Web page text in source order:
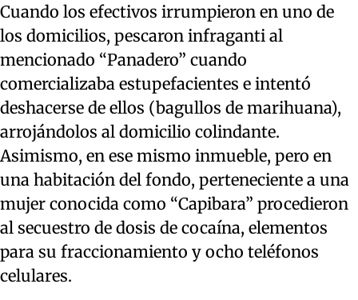
Cuando los efectivos irrumpieron en uno de
los domicilios, pescaron infraganti al
mencionado “Panadero” cuando
comercializaba estupefacientes e intentó
deshacerse de ellos (bagullos de marihuana),
arrojándolos al domicilio colindante.
Asimismo, en ese mismo inmueble, pero en
una habitación del fondo, perteneciente a una
mujer conocida como “Capibara” procedieron
al secuestro de dosis de cocaína, elementos
para su fraccionamiento y ocho teléfonos
celulares.